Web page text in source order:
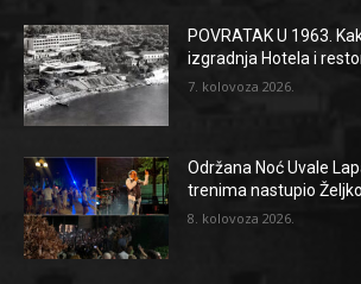
POVRATAK U 1963.
izgradnja Hotela i
7. kolovoza 2026.
Održana Noć Uvale
trenima nastupio
8. kolovoza 2026.